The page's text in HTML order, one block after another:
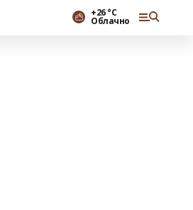
+26 °С
Облачно